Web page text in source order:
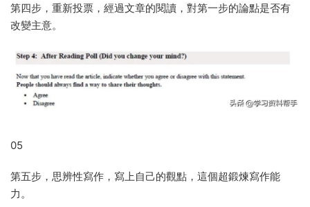
第四步，重新投票，經過文章的閱讀，對第一步的論點是否有
改變主意。
05
第五步，思辨性寫作，寫上自己的觀點，這個超鍛煉寫作能
力。